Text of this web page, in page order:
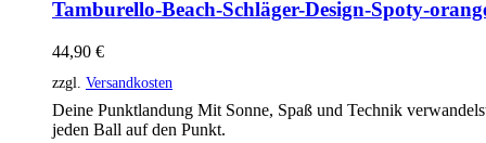
Tamburello-Beach-Schläger-Design-Spoty-
44,90 €
zzgl. Versandkosten
Deine Punktlandung Mit Sonne, Spaß und Technik
jeden Ball auf den Punkt.